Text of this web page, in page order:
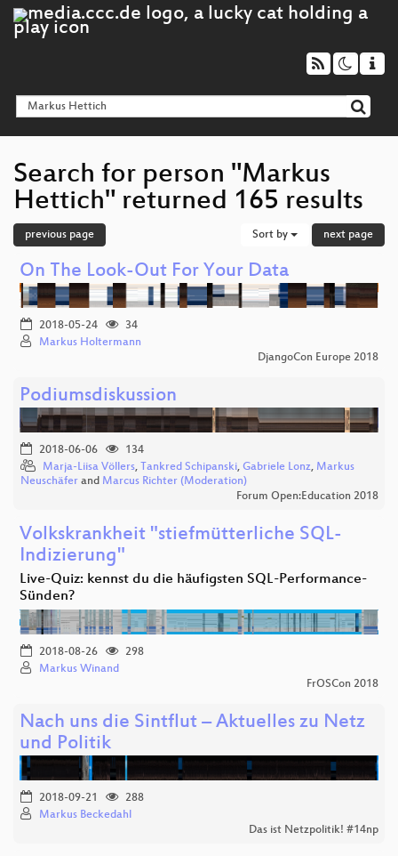
Search for person "Markus
Hettich" returned 165 results
previous page Sort by next page
On The Look-Out For Your Data
2018-05-24
34
Markus Holtermann
DjangoCon Europe 2018
Podiumsdiskussion
2018-06-06
134
Marja-Liisa Völlers, Tankred Schipanski, Gabriele Lonz, Markus
Neuschäfer and Marcus Richter (Moderation)
Forum Open:Education 2018
Volkskrankheit "stiefmütterliche SQL-
Indizierung"
Live-Quiz: kennst du die häufigsten SQL-Performance-
Sünden?
2018-08-26
298
Markus Winand
FrOSCon 2018
Nach uns die Sintflut – Aktuelles zu Netz
und Politik
2018-09-21
288
Markus Beckedahl
Das ist Netzpolitik! #14np